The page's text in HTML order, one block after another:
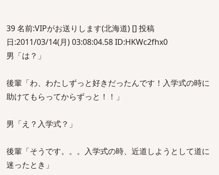
39 名前:VIPがお送りします(北海道) [] 投稿
日:2011/03/14(月) 03:08:04.58 ID:HKWc2fhx0
男「は？」
後輩「わ、わたしずっと好きだったんです！入学式の時に
助けてもらってからずっと！！」
男「え？入学式？」
後輩「そうです。。。入学式の時、近道しようとして道に
迷ったとき」